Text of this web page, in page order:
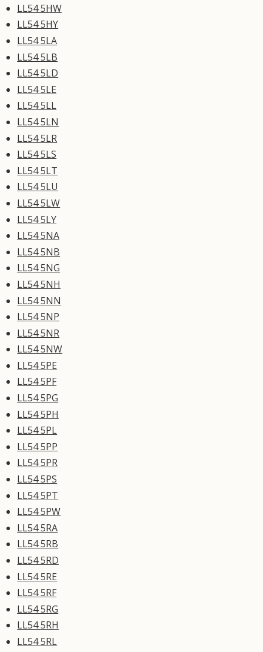
LL54 5HW
LL54 5HY
LL54 5LA
LL54 5LB
LL54 5LD
LL54 5LE
LL54 5LL
LL54 5LN
LL54 5LR
LL54 5LS
LL54 5LT
LL54 5LU
LL54 5LW
LL54 5LY
LL54 5NA
LL54 5NB
LL54 5NG
LL54 5NH
LL54 5NN
LL54 5NP
LL54 5NR
LL54 5NW
LL54 5PE
LL54 5PF
LL54 5PG
LL54 5PH
LL54 5PL
LL54 5PP
LL54 5PR
LL54 5PS
LL54 5PT
LL54 5PW
LL54 5RA
LL54 5RB
LL54 5RD
LL54 5RE
LL54 5RF
LL54 5RG
LL54 5RH
LL54 5RL